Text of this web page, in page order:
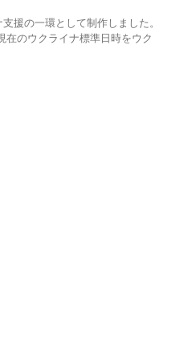
援の一環として制作しました。
在のウクライナ標準日時をウク